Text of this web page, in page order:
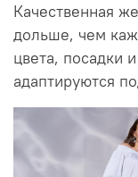
Качественная
дольше, чем
цвета, посадки
адаптируются